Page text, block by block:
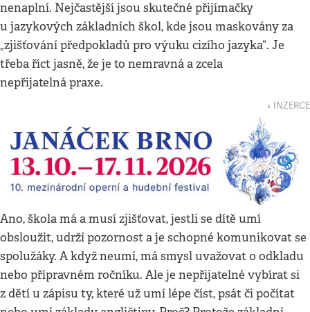
nenaplní. Nejčastější jsou skutečné přijímačky
u jazykových základních škol, kde jsou maskovány za
„zjišťování předpokladů pro výuku cizího jazyka“. Je
třeba říct jasně, že je to nemravná a zcela
nepřijatelná praxe.
↓ INZERCE
Ano, škola má a musí zjišťovat, jestli se dítě umí
obsloužit, udrží pozornost a je schopné komunikovat se
spolužáky. A když neumí, má smysl uvažovat o odkladu
nebo přípravném ročníku. Ale je nepřijatelné vybírat si
z dětí u zápisu ty, které už umí lépe číst, psát či počítat